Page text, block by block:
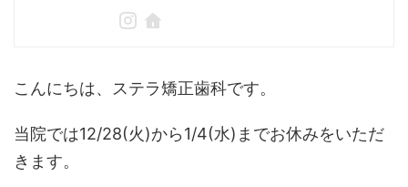
こんにちは、ステラ矯正歯科です。
当院では12/28(火)から1/4(水)までお休みをいただ
きます。